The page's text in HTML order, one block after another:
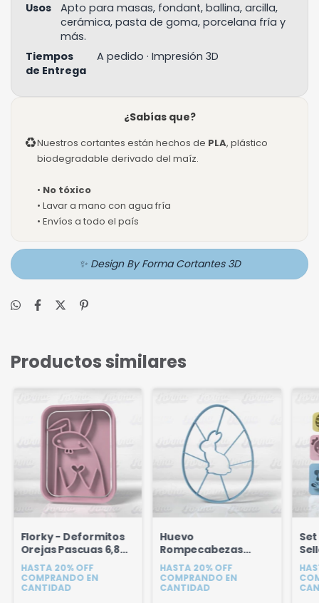
Usos
Apto para masas, fondant, ballina, arcilla,
cerámica, pasta de goma, porcelana fría y
más.
Tiempos
de Entrega
A pedido · Impresión 3D
¿Sabías que?
♻Nuestros cortantes están hechos de PLA, plástico
biodegradable derivado del maíz.
• No tóxico
• Lavar a mano con agua fría
• Envíos a todo el país
✨ Design By Forma Cortantes 3D
Productos similares
Florky - Deformitos
Orejas Pascuas 6,8
cm
HASTA 20% OFF
COMPRANDO EN
CANTIDAD
Huevo
Rompecabezas
Pascuas 17 cm
HASTA 20% OFF
COMPRANDO EN
CANTIDAD